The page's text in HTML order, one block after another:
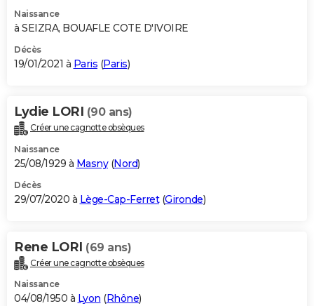
Naissance
à SEIZRA, BOUAFLE COTE D'IVOIRE
Décès
19/01/2021 à Paris (Paris)
Lydie LORI (90 ans)
Créer une cagnotte obsèques
Naissance
25/08/1929 à Masny(Nord)
Décès
29/07/2020 à Lège-Cap-Ferret(Gironde)
Rene LORI (69 ans)
Créer une cagnotte obsèques
Naissance
04/08/1950 à Lyon (Rhône)